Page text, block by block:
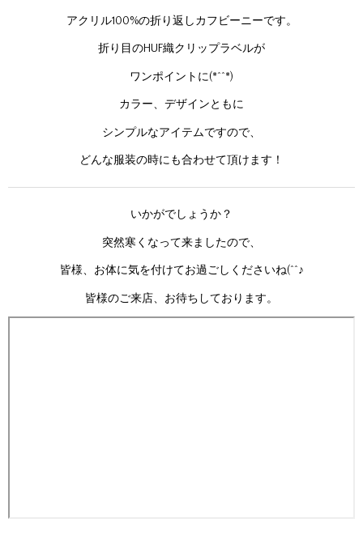
アクリル100%の折り返しカフビーニーです。
折り目のHUF織クリップラベルが
ワンポイントに(*^^*)
カラー、デザインともに
シンプルなアイテムですので、
どんな服装の時にも合わせて頂けます！
いかがでしょうか？
突然寒くなって来ましたので、
皆様、お体に気を付けてお過ごしくださいね(^^♪
皆様のご来店、お待ちしております。